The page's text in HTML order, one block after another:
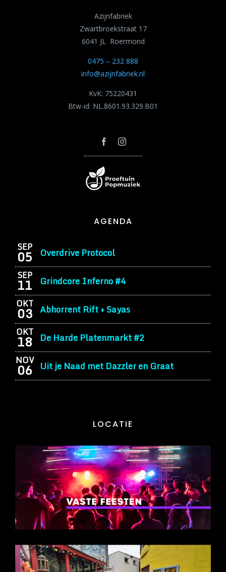
AGENDA
SEP
05 Overdrive Protocol
SEP
11 Grindcore Inferno #4
OKT
03 Abhorrent Rift + Sayas
OKT
18 De Harde Platenmarkt #2
NOV
06 Uit je Naad met Dazzler en Graat
Azijnfabriek
Zwartbroekstraat 17
6041 JL Roermond
0475 – 232 888
info@azijnfabriek.nl
KvK: 75220431
Btw-id: NL.8601.93.329.B01
LOCATIE